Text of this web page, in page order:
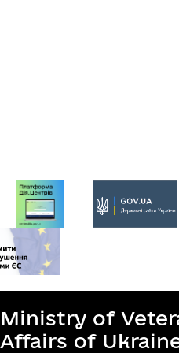
Ministry of
Affairs of